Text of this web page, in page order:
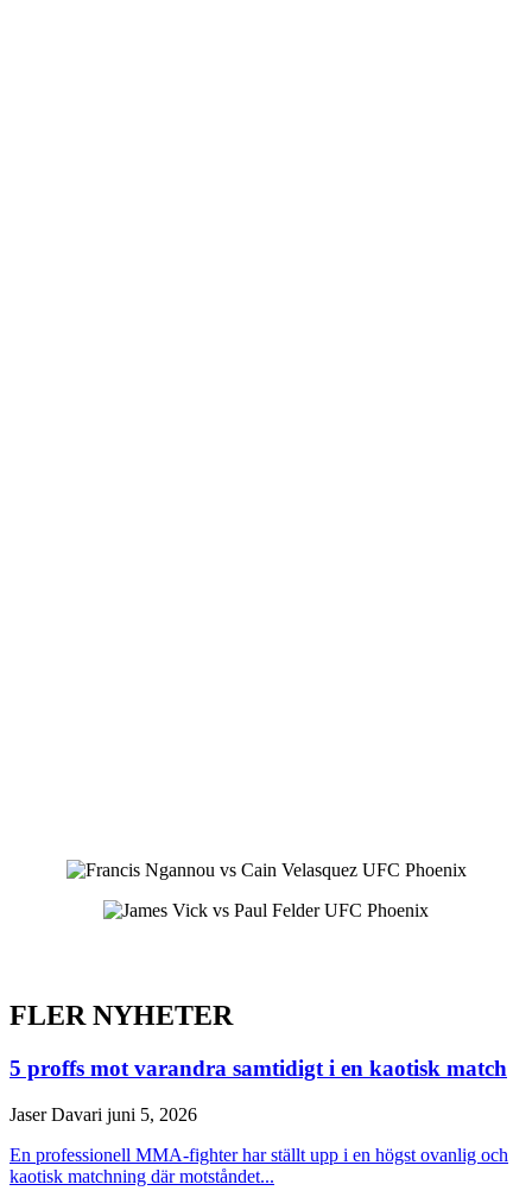
FLER NYHETER
5 proffs mot varandra samtidigt i en kaotisk match
Jaser Davari juni 5, 2026
En professionell MMA-fighter har ställt upp i en högst ovanlig och
kaotisk matchning där motståndet...